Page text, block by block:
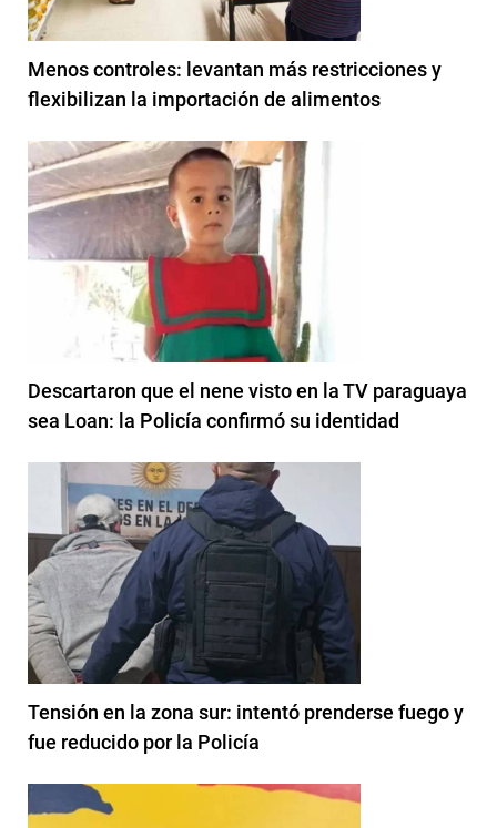
Menos controles: levantan más restricciones y
flexibilizan la importación de alimentos
Descartaron que el nene visto en la TV paraguaya
sea Loan: la Policía confirmó su identidad
Tensión en la zona sur: intentó prenderse fuego y
fue reducido por la Policía